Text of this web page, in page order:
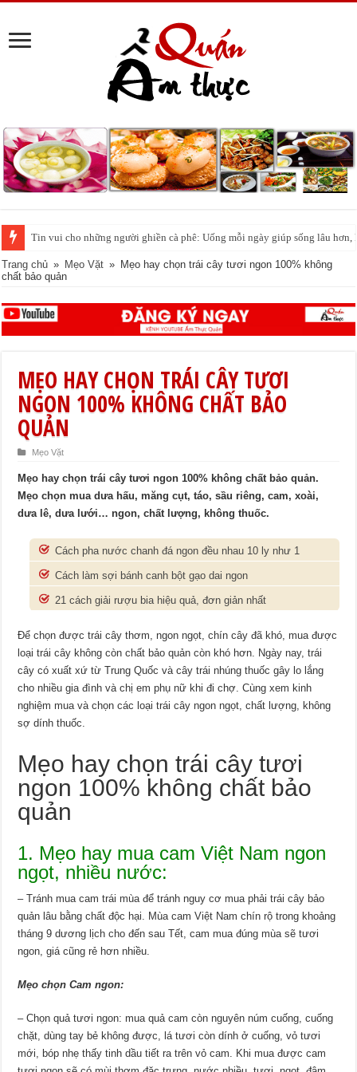
Tin vui cho những người ghiền cà phê: Uống mỗi ngày giúp sống lâu hơn,
Trang chủ » Mẹo Vặt » Mẹo hay chọn trái cây tươi ngon 100% không
chất bảo quản
MẸO HAY CHỌN TRÁI CÂY TƯƠI
NGON 100% KHÔNG CHẤT BẢO
QUẢN
Mẹo Vặt
Mẹo hay chọn trái cây tươi ngon 100% không chất bảo quản.
Mẹo chọn mua dưa hấu, măng cụt, táo, sầu riêng, cam, xoài,
dưa lê, dưa lưới… ngon, chất lượng, không thuốc.
Cách pha nước chanh đá ngon đều nhau 10 ly như 1
Cách làm sợi bánh canh bột gạo dai ngon
21 cách giải rượu bia hiệu quả, đơn giản nhất
Để chọn được trái cây thơm, ngon ngọt, chín cây đã khó, mua được
loại trái cây không còn chất bảo quản còn khó hơn. Ngày nay, trái
cây có xuất xứ từ Trung Quốc và cây trái nhúng thuốc gây lo lắng
cho nhiều gia đình và chị em phụ nữ khi đi chợ. Cùng xem kinh
nghiệm mua và chọn các loại trái cây ngon ngọt, chất lượng, không
sợ dính thuốc.
Mẹo hay chọn trái cây tươi
ngon 100% không chất bảo
quản
1. Mẹo hay mua cam Việt Nam ngon
ngọt, nhiều nước:
– Tránh mua cam trái mùa để tránh nguy cơ mua phải trái cây bảo
quản lâu bằng chất độc hại. Mùa cam Việt Nam chín rộ trong khoảng
tháng 9 dương lịch cho đến sau Tết, cam mua đúng mùa sẽ tươi
ngon, giá cũng rẻ hơn nhiều.
Mẹo chọn Cam ngon:
– Chọn quả tươi ngon: mua quả cam còn nguyên núm cuống, cuống
chặt, dùng tay bẻ không được, lá tươi còn dính ở cuống, vỏ tươi
mới, bóp nhẹ thấy tinh dầu tiết ra trên vỏ cam. Khi mua được cam